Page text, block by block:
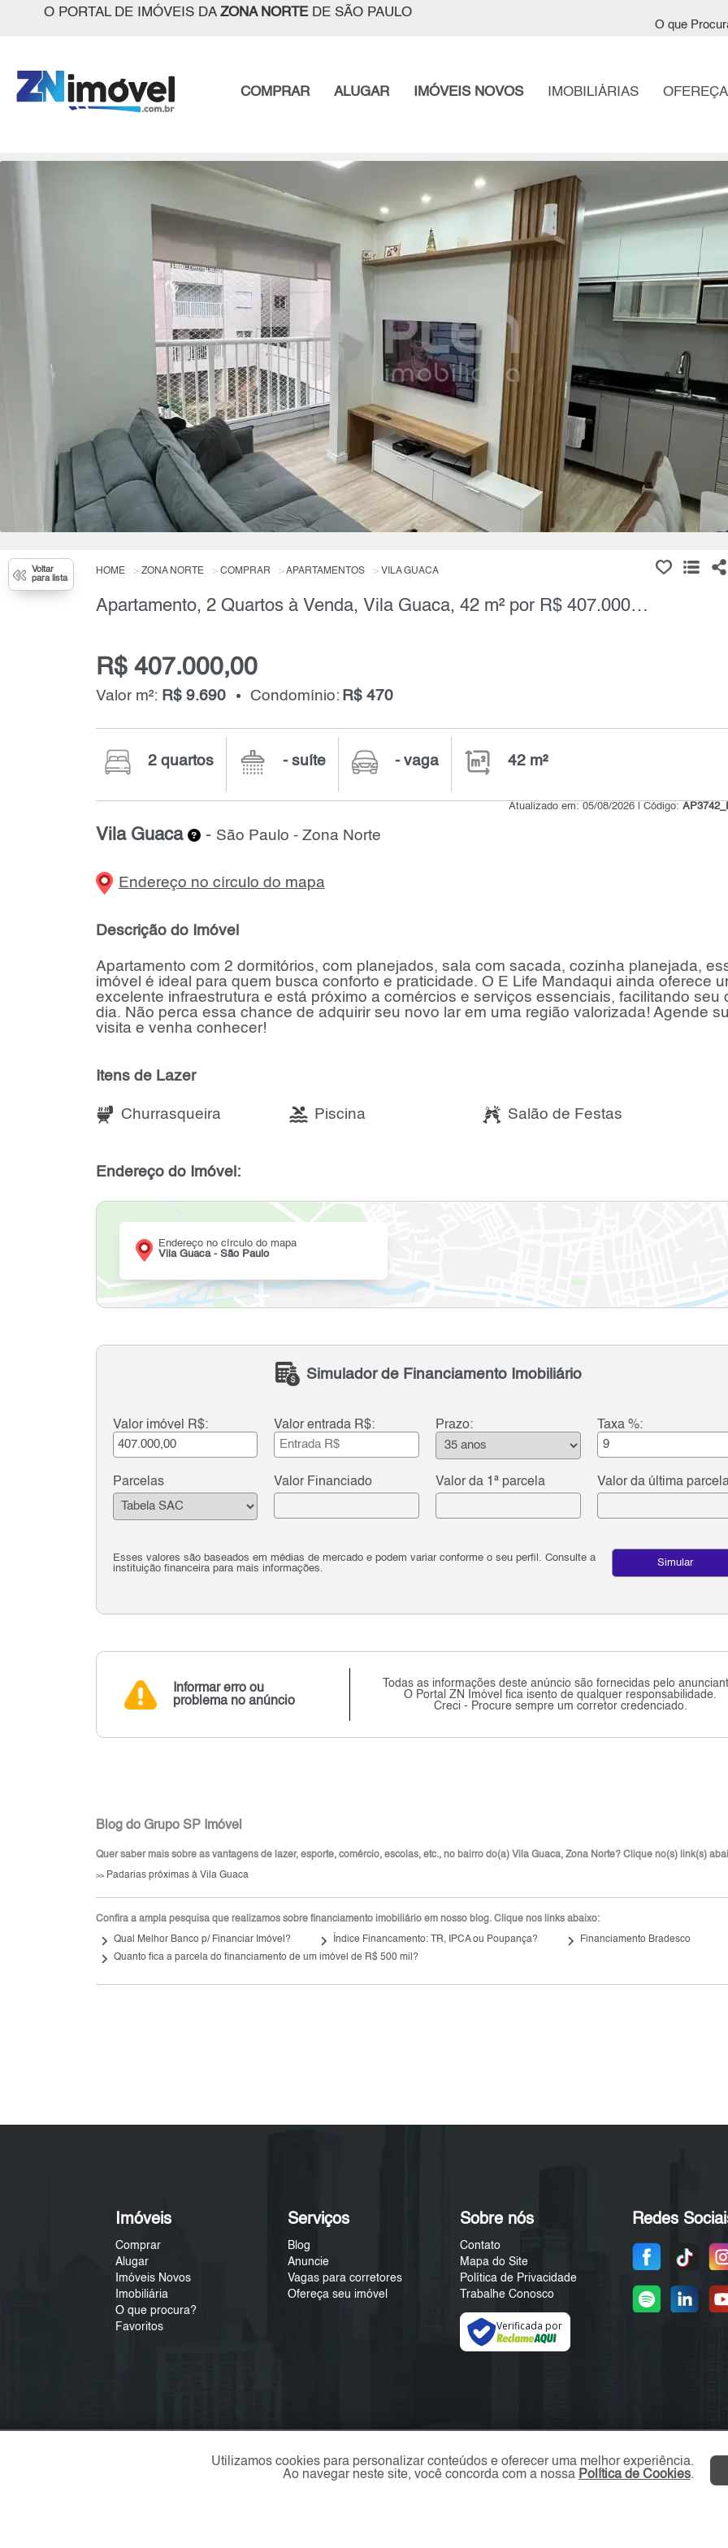
O PORTAL DE IMÓVEIS DA ZONA NORTEDE SÃO PAULO
O que
COMPRAR ALUGAR IMÓVEIS NOVOS IMOBILIÁRIAS
Voltar
para lista
HOME ZONA NORTE COMPRAR APARTAMENTOS VILA GUACA
Apartamento, 2 Quartos à Venda, Vila Guaca, 42 m² por R$ 407.000,00
R$ 407.000,00
Valor m²: R$ 9.690 Condomínio: R$ 470
2 quartos - suíte - vaga 42 m²
Atualizado em: 05/08/2026 | Código:
Vila Guaca - São Paulo - Zona Norte
Endereço no círculo do mapa
Descrição do Imóvel
Apartamento com 2 dormitórios, com planejados, sala com sacada, cozinha planejada,
imóvel é ideal para quem busca conforto e praticidade. O E Life Mandaqui ainda oferece
excelente infraestrutura e está próximo a comércios e serviços essenciais, facilitando seu
dia. Não perca essa chance de adquirir seu novo lar em uma região valorizada! Agende
visita e venha conhecer!
Itens de Lazer
Churrasqueira Piscina Salão de Festas
Endereço do Imóvel:
Endereço no círculo do mapa
Vila Guaca - São Paulo
Simulador de Financiamento Imobiliário
Valor imóvel R$: Valor entrada R$: Prazo: Taxa %:
Parcelas Valor Financiado Valor da 1ª parcela Valor da última
Esses valores são baseados em médias de mercado e podem variar conforme o seu perfil. Consulte a
instituição financeira para mais informações.
Simular
Informar erro ou
problema no anúncio
Todas as informações deste anúncio são fornecidas pelo
O Portal ZN Imóvel fica isento de qualquer responsabilidade.
Creci - Procure sempre um corretor credenciado.
Blog do Grupo SP Imóvel
Quer saber mais sobre as vantagens de lazer, esporte, comércio, escolas, etc., no bairro do(a) Vila Guaca, Zona Norte? Clique no(s) link(s)
>>Padarias próximas à Vila Guaca
Confira a ampla pesquisa que realizamos sobre financiamento imobiliário em nosso blog. Clique nos links abaixo:
keyboard_arrow_right Qual Melhor Banco p/ Financiar Imóvel? keyboard_arrow_right Índice Financamento: TR, IPCA ou Poupança? keyboard_arrow_right Financiamento Bradesco
keyboard_arrow_right Quanto fica a parcela do financiamento de um imóvel de R$ 500 mil?
Imóveis
Comprar
Alugar
Imóveis Novos
Imobiliária
O que procura?
Favoritos
Serviços
Blog
Anuncie
Vagas para corretores
Ofereça seu imóvel
Sobre nós
Contato
Mapa do Site
Política de Privacidade
Trabalhe Conosco
Verificada por
Redes
Utilizamos cookies para personalizar conteúdos e oferecer uma melhor experiência.
Ao navegar neste site, você concorda com a nossa Política de Cookies.